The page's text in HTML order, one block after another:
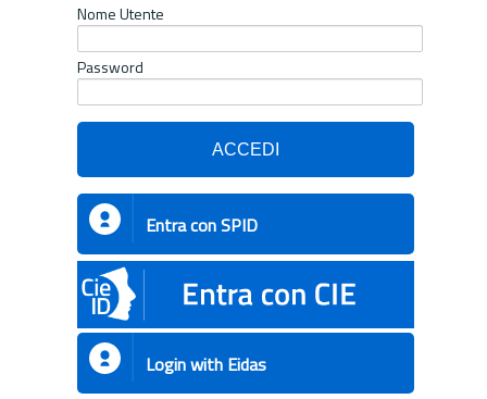
Nome Utente
Password
Entra con SPID
Login with Eidas